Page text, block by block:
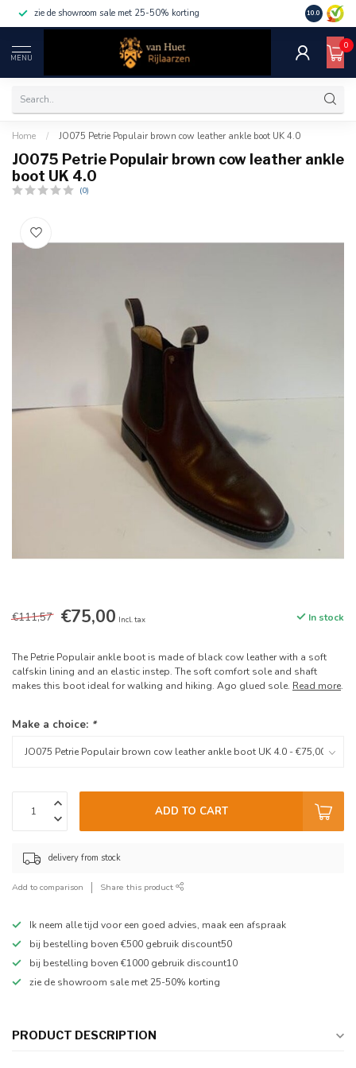
zie de showroom sale met 25-50% korting 10.0
MENU
0
Home / JO075 Petrie Populair brown cow leather ankle boot UK 4.0
JO075 Petrie Populair brown cow leather ankle
boot UK 4.0
(0)
€111,57 €75,00 Incl. tax In stock
The Petrie Populair ankle boot is made of black cow leather with a soft
calfskin lining and an elastic instep. The soft comfort sole and shaft
makes this boot ideal for walking and hiking. Ago glued sole. Read more.
Make a choice: *
ADD TO CART
delivery from stock
Add to comparison Share this product
Ik neem alle tijd voor een goed advies, maak een afspraak
bij bestelling boven €500 gebruik discount50
bij bestelling boven €1000 gebruik discount10
zie de showroom sale met 25-50% korting
PRODUCT DESCRIPTION